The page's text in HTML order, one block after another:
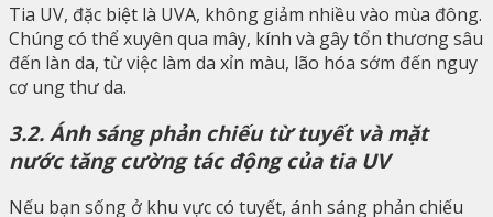
Tia UV, đặc biệt là UVA, không giảm nhiều vào mùa đông.
Chúng có thể xuyên qua mây, kính và gây tổn thương sâu
đến làn da, từ việc làm da xỉn màu, lão hóa sớm đến nguy
cơ ung thư da.
3.2. Ánh sáng phản chiếu từ tuyết và mặt
nước tăng cường tác động của tia UV
Nếu bạn sống ở khu vực có tuyết, ánh sáng phản chiếu